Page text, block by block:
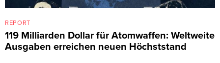
REPORT
119 Milliarden Dollar für Atomwaffen: Weltweite
Ausgaben erreichen neuen Höchststand